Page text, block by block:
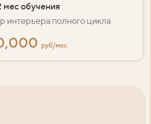
мес обучения
интерьера полного цикла
руб/мес